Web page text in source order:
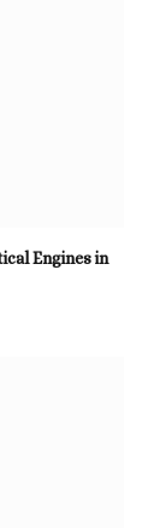
Engines in